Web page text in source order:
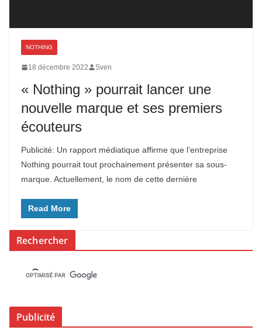
NOTHING
18 décembre 2022 Sven
« Nothing » pourrait lancer une
nouvelle marque et ses premiers
écouteurs
Publicité: Un rapport médiatique affirme que l’entreprise
Nothing pourrait tout prochainement présenter sa sous-
marque. Actuellement, le nom de cette dernière
Read More
Rechercher
Publicité